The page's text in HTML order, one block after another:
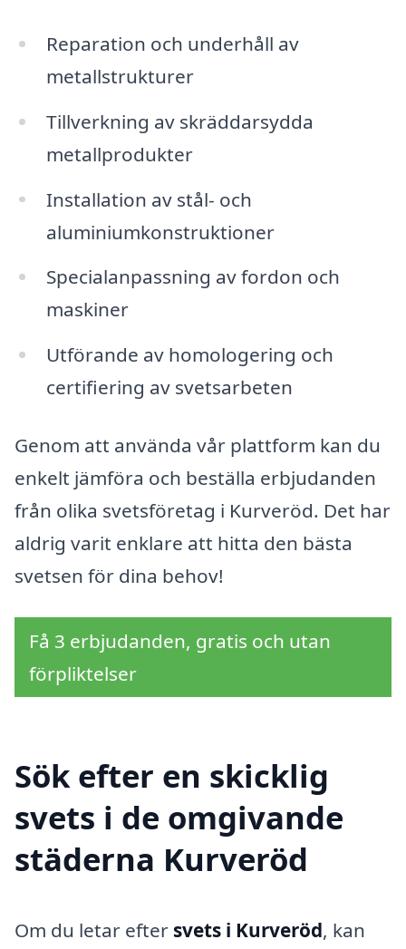
Reparation och underhåll av
metallstrukturer
Tillverkning av skräddarsydda
metallprodukter
Installation av stål- och
aluminiumkonstruktioner
Specialanpassning av fordon och
maskiner
Utförande av homologering och
certifiering av svetsarbeten
Genom att använda vår plattform kan du
enkelt jämföra och beställa erbjudanden
från olika svetsföretag i Kurveröd. Det har
aldrig varit enklare att hitta den bästa
svetsen för dina behov!
Få 3 erbjudanden, gratis och utan
förpliktelser
Sök efter en skicklig
svets i de omgivande
städerna Kurveröd
Om du letar efter svets i Kurveröd, kan